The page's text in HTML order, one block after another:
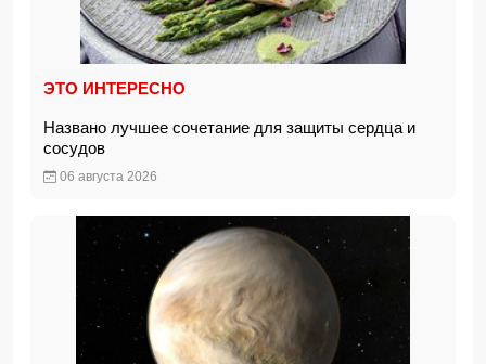
ЭТО ИНТЕРЕСНО
Названо лучшее сочетание для защиты сердца и
сосудов
06 августа 2026